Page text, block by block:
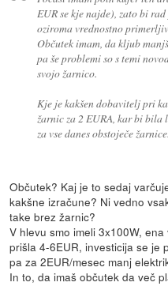
EUR se kje najde), zato bi
oziroma vrednostno
Občutek imam, da kljub
pa še problemi so s temi
svojo žarnico.
Kje je kakšen dobavitelj pri
žarnic za 2 EURA, kar bi
za vse danes obstoječe žarnice.
Občutek? Kaj je to sedaj
kakšne izračune? Ni vedno
take brez žarnic?
V hlevu smo imeli 3x100W,
prišla 4-6EUR, investicija se je
pa za 2EUR/mesec manj
In to, da imaš občutek da več